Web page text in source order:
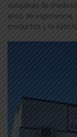
máquinas de
años de
productos y la